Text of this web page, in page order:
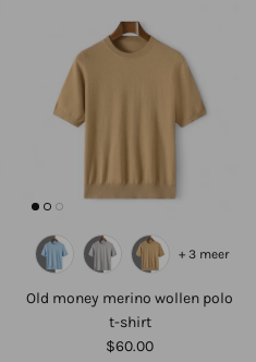
Old money merino wollen polo
t-shirt
$60.00
+ 3 meer